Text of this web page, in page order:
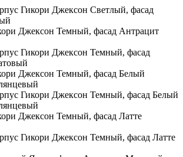
Гикори Джексон Светлый, фасад
Гикори Джексон Темный, фасад
Гикори Джексон Темный, фасад Белый
Гикори Джексон Темный, фасад Латте